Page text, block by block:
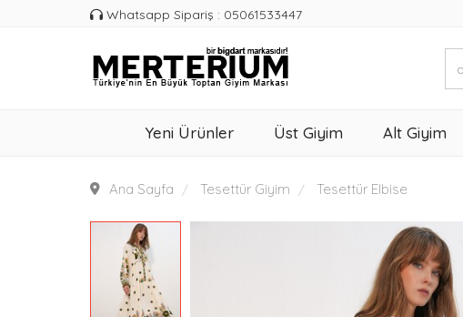
Whatsapp Sipariş : 05061533447
Yeni Ürünler Üst Giyim Alt Giyim
Ana Sayfa Tesettür Giyim Tesettür Elbise